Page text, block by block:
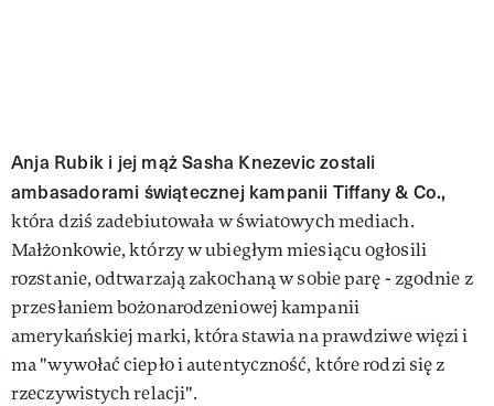
Anja Rubik i jej mąż Sasha Knezevic zostali
ambasadorami świątecznej kampanii Tiffany & Co.,
która dziś zadebiutowała w światowych mediach.
Małżonkowie, którzy w ubiegłym miesiącu ogłosili
rozstanie, odtwarzają zakochaną w sobie parę - zgodnie z
przesłaniem bożonarodzeniowej kampanii
amerykańskiej marki, która stawia na prawdziwe więzi i
ma "wywołać ciepło i autentyczność, które rodzi się z
rzeczywistych relacji".